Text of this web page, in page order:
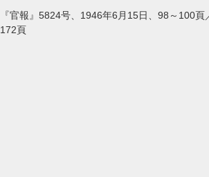
『官報』5824号、1946年6月15日、98～100
172頁